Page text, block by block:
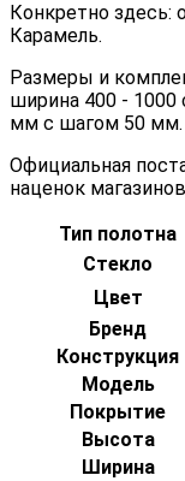
Конкретно здесь:
Карамель.
Размеры и
ширина 400 -
мм с шагом 50 мм.
Официальная
наценок
Тип полотна
Стекло
Цвет
Бренд
Конструкция
Модель
Покрытие
Высота
Ширина